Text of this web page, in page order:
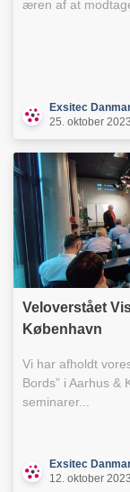
æren af at
Exsitec
25. oktober 2023
Veloverstået
København
Vi har afholdt
Bords” i Aarhus &
seminarer...
Exsitec
12. oktober 2023